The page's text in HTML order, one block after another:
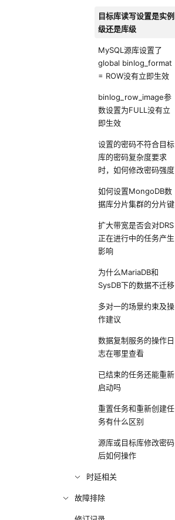
目标库读写设置是实例
级还是库级
MySQL源库设置了
global binlog_format
= ROW没有立即生效
binlog_row_image参
数设置为FULL没有立
即生效
设置的密码不符合目标
库的密码复杂度要求
时，如何修改密码强度
如何设置MongoDB数
据库分片集群的分片键
扩大带宽是否会对DRS
正在进行中的任务产生
影响
为什么MariaDB和
SysDB下的数据不迁移
多对一的场景约束及操
作建议
数据复制服务的操作日
志在哪里查看
已结束的任务还能重新
启动吗
重置任务和重新创建任
务有什么区别
源库或目标库修改密码
后如何操作
时延相关
故障排除